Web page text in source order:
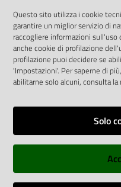
LinkedinFacebook
Informative e liberatorie
Dichiarazione di accessibilità
Questo sito utilizza i cookie
garantire un miglior servizio di
raccogliere informazioni
anche cookie di profilazione
profilazione puoi decidere se
'Impostazioni'. Per saperne di
abilitarne solo alcuni, consulta
Solo